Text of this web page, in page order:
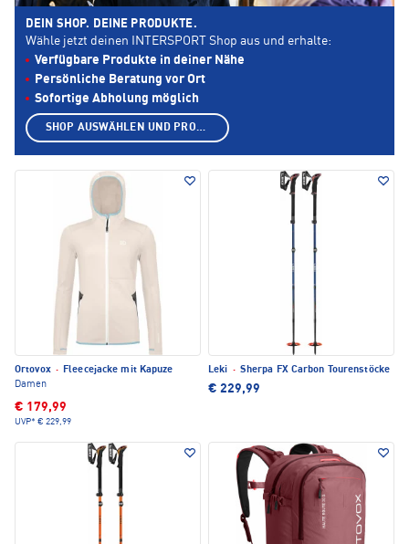
Ortovox · Fleecejacke mit Kapuze
Damen
€ 179,99
UVP* € 229,99
Leki · Sherpa FX Carbon Tourenstöcke
€ 229,99
DEIN SHOP. DEINE PRODUKTE.
Wähle jetzt deinen INTERSPORT Shop aus und erhalte:
Verfügbare Produkte in deiner Nähe
Persönliche Beratung vor Ort
Sofortige Abholung möglich
SHOP AUSWÄHLEN UND PRODUKTE ANZEIGEN